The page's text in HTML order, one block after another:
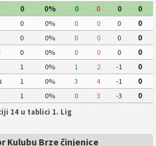
0 0% 0 0 0
0
0 0% 0 0 0
0
0 0% 0 0 0
0
0 0% 0 0 0
0
1 0% 1 2 -1
0
1 0% 3 4 -1
0
1 0% 0 3 -3
0
14 u tablici 1. Lig
Kulubu Brze činjenice